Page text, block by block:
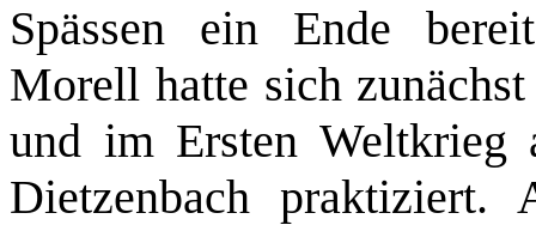
Spässen ein Ende
Morell hatte sich
und im Ersten Weltkrieg
Dietzenbach